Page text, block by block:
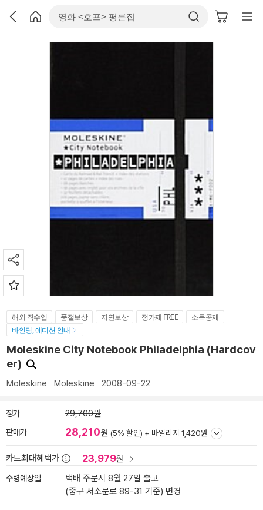
해외 직수입 품절보상 지연보상 정가제 FREE
소득공제
바인딩, 에디션 안내
Moleskine City Notebook Philadelphia (Hardcov
er)
Moleskine Moleskine 2008-09-22
정가 29,700원
판매가 28,210원 (5% 할인) + 마일리지 1,420원
카드최대혜택가 23,979원
수령예상일
택배 주문시 8월 27일 출고
(중구 서소문로 89-31 기준) 변경